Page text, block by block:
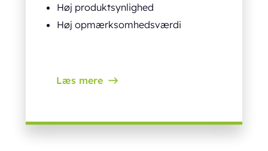
Høj produktsynlighed
Høj opmærksomhedsværdi
Læs mere